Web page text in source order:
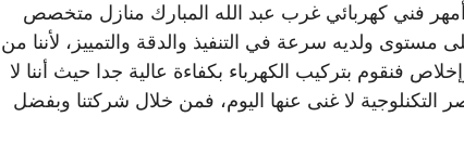
فني كهربائي غرب عبد الله المبارك منازل متخصص
ولديه سرعة في التنفيذ والدقة والتمييز، لأننا من
فنقوم بتركيب الكهرباء بكفاءة عالية جدا حيث أننا لا
التكنلوجية لا غنى عنها اليوم، فمن خلال شركتنا وبفضل